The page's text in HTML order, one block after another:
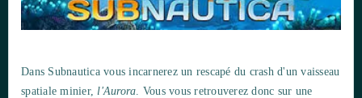
Dans Subnauticavous incarnerez un rescapé du crash d'un vaisseau
spatiale minier, l'Aurora . Vous vous retrouverez donc sur une